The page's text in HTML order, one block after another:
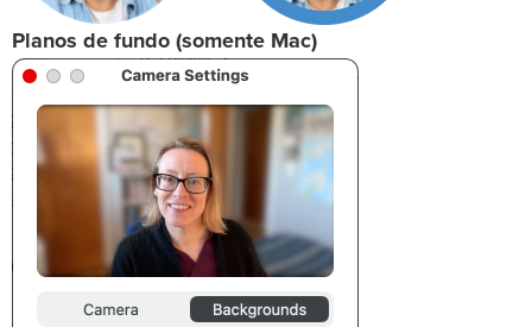
Planos de fundo (somente Mac)